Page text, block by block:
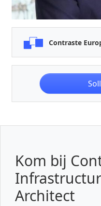
Kom bij
Architect
Contraste